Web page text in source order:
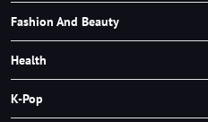
Fashion And Beauty
Health
K-Pop